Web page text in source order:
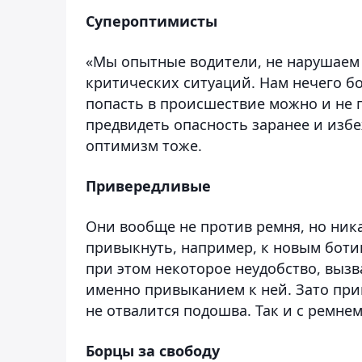
Супероптимисты
«Мы опытные водители, не
критических ситуаций. Нам нечего
попасть в происшествие можно и не
предвидеть опасность заранее и
оптимизм тоже.
Привередливые
Они вообще не против ремня, но
привыкнуть, например, к новым
при этом некоторое неудобство,
именно привыканием к ней. Зато
не отвалится подошва. Так и с
Борцы за свободу